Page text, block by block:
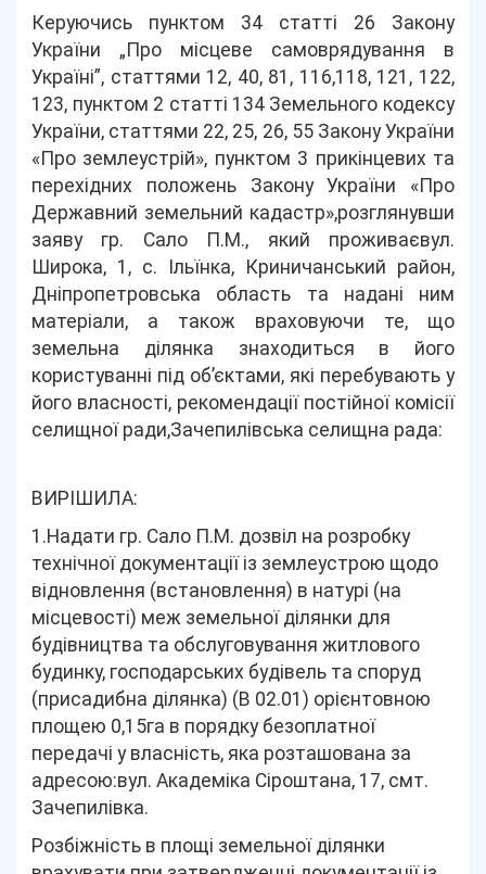
Керуючись пунктом 34 статті 26 Закону
України „Про місцеве самоврядування в
Україні”, статтями 12, 40, 81, 116,118, 121, 122,
123, пунктом 2 статті 134 Земельного кодексу
України, статтями 22, 25, 26, 55 Закону України
«Про землеустрій», пунктом 3 прикінцевих та
перехідних положень Закону України «Про
Державний земельний кадастр»,розглянувши
заяву гр. Сало П.М., який проживаєвул.
Широка, 1, с. Ільїнка, Криничанський район,
Дніпропетровська область та надані ним
матеріали, а також враховуючи те, що
земельна ділянка знаходиться в його
користуванні під об’єктами, які перебувають у
його власності, рекомендації постійної комісії
селищної ради,Зачепилівська селищна рада:
ВИРІШИЛА:
1.Надати гр. Сало П.М. дозвіл на розробку
технічної документації із землеустрою щодо
відновлення (встановлення) в натурі (на
місцевості) меж земельної ділянки для
будівництва та обслуговування житлового
будинку, господарських будівель та споруд
(присадибна ділянка) (В 02.01) орієнтовною
площею 0,15га в порядку безоплатної
передачі у власність, яка розташована за
адресою:вул. Академіка Сіроштана, 17, смт.
Зачепилівка.
Розбіжність в площі земельної ділянки